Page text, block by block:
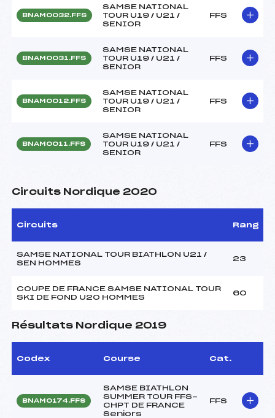
BNAM0032.FFS
SAMSE NATIONAL
TOUR U19 / U21 /
SENIOR
FFS
BNAM0031.FFS
SAMSE NATIONAL
TOUR U19 / U21 /
SENIOR
FFS
BNAM0012.FFS
SAMSE NATIONAL
TOUR U19 / U21 /
SENIOR
FFS
BNAM0011.FFS
SAMSE NATIONAL
TOUR U19 / U21 /
SENIOR
FFS
Circuits Nordique 2020
Circuits Rang
SAMSE NATIONAL TOUR BIATHLON U21 /
SEN HOMMES
23
COUPE DE FRANCE SAMSE NATIONAL TOUR
SKI DE FOND U20 HOMMES
60
Résultats Nordique 2019
Codex Course Cat.
BNAM0174.FFS
SAMSE BIATHLON
SUMMER TOUR FFS-
CHPT DE FRANCE
Seniors
FFS